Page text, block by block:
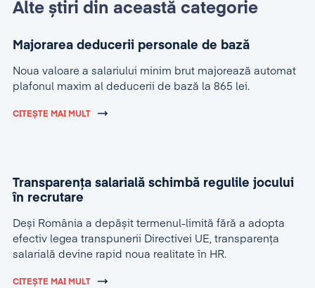
Alte știri din această categorie
Majorarea deducerii personale de bază
Noua valoare a salariului minim brut majorează automat
plafonul maxim al deducerii de bază la 865 lei.
CITEȘTE MAI MULT
Transparența salarială schimbă regulile jocului
în recrutare
Deși România a depășit termenul-limită fără a adopta
efectiv legea transpunerii Directivei UE, transparența
salarială devine rapid noua realitate în HR.
CITEȘTE MAI MULT